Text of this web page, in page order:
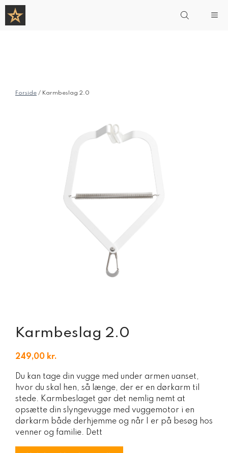
Hop
indhold
Forside / Karmbeslag 2.0
Karmbeslag 2.0
249,00 kr.
Du kan tage din vugge med under armen uanset,
hvor du skal hen, så længe, der er en dørkarm til
stede. Karmbeslaget gør det nemlig nemt at
opsætte din slyngevugge med vuggemotor i en
dørkarm både derhjemme og når I er på besøg hos
venner og familie. Dett